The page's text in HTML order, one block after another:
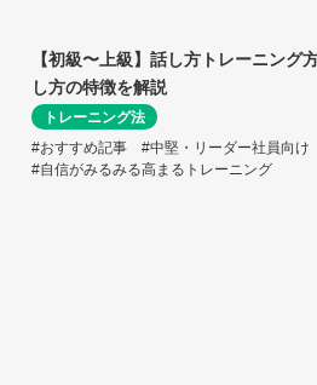
【初級〜上級】話し方トレーニング
し方の特徴を解説
トレーニング法
#おすすめ記事
#中堅・リーダー社員向け
#自信がみるみる高まるトレーニング